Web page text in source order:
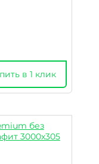
в 1 клик
без
3000х305